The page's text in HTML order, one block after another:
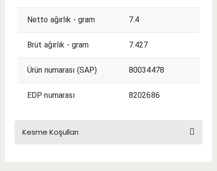
Netto ağırlık - gram 7.4
Brüt ağırlık - gram 7.427
Ürün numarası (SAP) 80034478
EDP numarası 8202686
Kesme Koşulları